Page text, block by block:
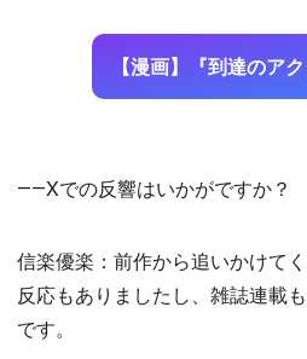
【漫画】『到達のア
――Xでの反響はいかがですか？
信楽優楽：前作から追いかけて
反応もありましたし、雑誌連載
です。